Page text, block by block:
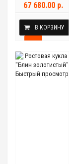
67 680.00 р.
В КОРЗИНУ
Быстрый просмотр